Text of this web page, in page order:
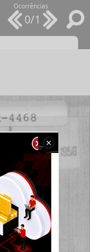
Ocorrências
0/1